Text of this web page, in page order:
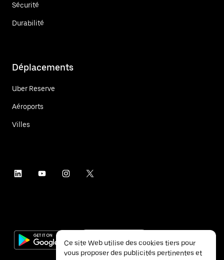
Sécurité
Durabilité
Déplacements
Uber Reserve
Aéroports
Villes
Ce site Web utilise des cookies tiers pour
vous proposer des publicités pertinentes et